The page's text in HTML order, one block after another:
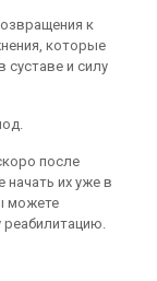
к
которые
и силу
после
их уже в
можете